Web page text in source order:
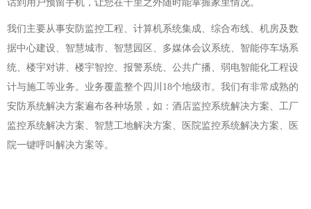
话到用户预留手机，让您在千里之外随时能掌握家里情况。
我们主要从事安防监控工程、计算机系统集成、综合布线、机房及数
据中心建设、智慧城市、智慧园区、多媒体会议系统、智能停车场系
统、楼宇对讲、楼宇智控、报警系统、公共广播、弱电智能化工程设
计与施工等业务。业务覆盖整个四川18个地级市。我们有非常成熟的
安防系统解决方案遍布各种场景，如：酒店监控系统解决方案、工厂
监控系统解决方案、智慧工地解决方案、医院监控系统解决方案、医
院一键呼叫解决方案等。